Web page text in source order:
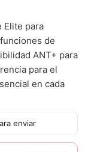
Elite para
de
ANT+ para
para el
en cada
enviar